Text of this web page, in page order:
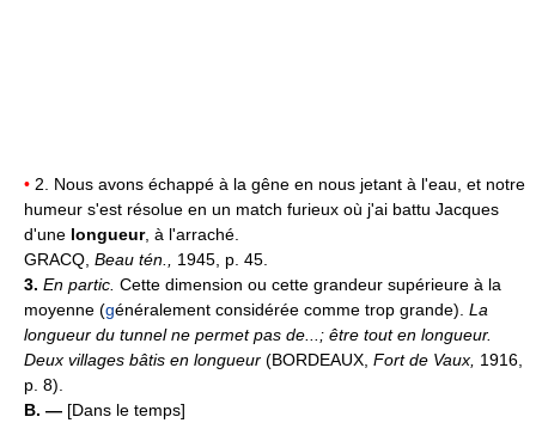
• 2. Nous avons échappé à la gêne en nous jetant à l'eau, et notre
humeur s'est résolue en un match furieux où j'ai battu Jacques
d'une longueur, à l'arraché.
GRACQ, Beau tén., 1945, p. 45.
3. En partic. Cette dimension ou cette grandeur supérieure à la
moyenne (généralement considérée comme trop grande). La
longueur du tunnel ne permet pas de...; être tout en longueur.
Deux villages bâtis en longueur (BORDEAUX, Fort de Vaux, 1916,
p. 8).
B. — [Dans le temps]